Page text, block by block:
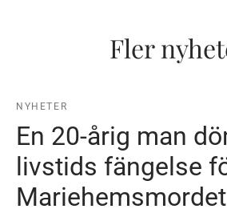
Fler
NYHETER
En 20-årig man
livstids fängelse
Mariehemsmordet